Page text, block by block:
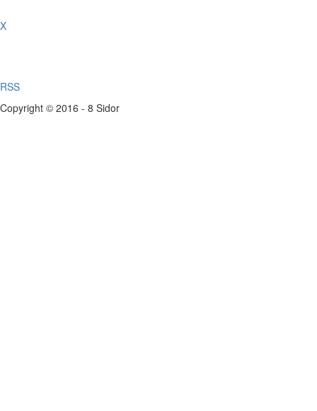
X
RSS
Copyright © 2016 - 8 Sidor